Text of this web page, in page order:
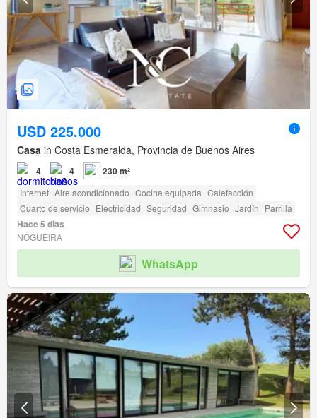
USD 225.000
Casa in Costa Esmeralda, Provincia de Buenos Aires
4 4 230 m²
Internet Aire acondicionado Cocina equipada Calefacción
Cuarto de servicio Electricidad Seguridad Gimnasio Jardín Parrilla
Hace 5 días
NOGUEIRA
WhatsApp